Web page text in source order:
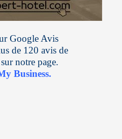
Google Avis
de 120 avis de
notre page.
Business.